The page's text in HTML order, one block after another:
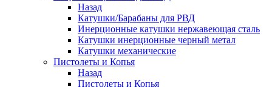
Назад
Катушки/Барабаны для РВД
Инерционные катушки нержавеющая сталь
Катушки инерционные черный метал
Катушки механические
Пистолеты и Копья
Назад
Пистолеты и Копья